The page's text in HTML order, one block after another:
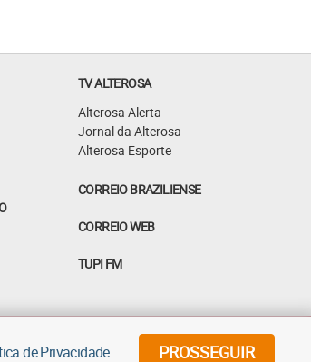
TV ALTEROSA
Alterosa Alerta
Jornal da Alterosa
Alterosa Esporte
CORREIO BRAZILIENSE
CORREIO WEB
TUPI FM
- Todos os direitos reservados
de Privacidade. PROSSEGUIR